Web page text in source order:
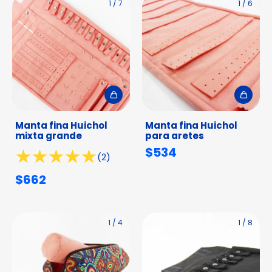
1 / 7
Manta fina Huichol
mixta grande
(2)
$662
1 / 6
Manta fina Huichol
para aretes
$534
1 / 4 1 / 8